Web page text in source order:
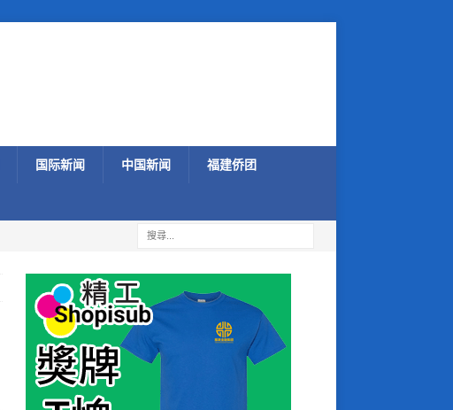
国际新闻 中国新闻 福建侨团